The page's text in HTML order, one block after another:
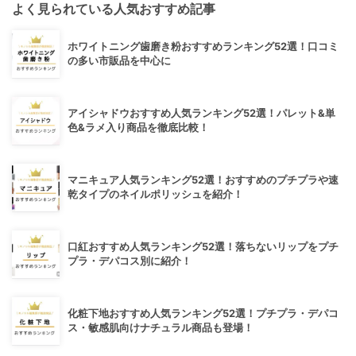
よく見られている人気おすすめ記事
ホワイトニング歯磨き粉おすすめランキング52選！口コミ
の多い市販品を中心に
アイシャドウおすすめ人気ランキング52選！パレット&単
色&ラメ入り商品を徹底比較！
マニキュア人気ランキング52選！おすすめのプチプラや速
乾タイプのネイルポリッシュを紹介！
口紅おすすめ人気ランキング52選！落ちないリップをプチ
プラ・デパコス別に紹介！
化粧下地おすすめ人気ランキング52選！プチプラ・デパコ
ス・敏感肌向けナチュラル商品も登場！